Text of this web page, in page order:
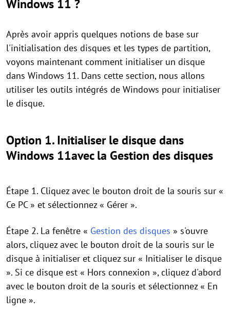
Windows 11 ?
Après avoir appris quelques notions de base sur
l'initialisation des disques et les types de partition,
voyons maintenant comment initialiser un disque
dans Windows 11. Dans cette section, nous allons
utiliser les outils intégrés de Windows pour initialiser
le disque.
Option 1. Initialiser le disque dans
Windows 11avec la Gestion des disques
Étape 1. Cliquez avec le bouton droit de la souris sur «
Ce PC » et sélectionnez « Gérer ».
Étape 2. La fenêtre « Gestion des disques » s'ouvre
alors, cliquez avec le bouton droit de la souris sur le
disque à initialiser et cliquez sur « Initialiser le disque
». Si ce disque est « Hors connexion », cliquez d'abord
avec le bouton droit de la souris et sélectionnez « En
ligne ».